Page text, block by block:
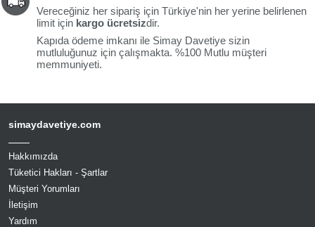
Vereceğiniz her sipariş için Türkiye'nin her yerine belirlenen
limit için kargo ücretsizdir.
Kapıda ödeme imkanı ile Simay Davetiye sizin
mutluluğunuz için çalışmakta. %100 Mutlu müşteri
memmuniyeti.
simaydavetiye.com
Hakkımızda
Tüketici Hakları - Şartlar
Müşteri Yorumları
İletişim
Yardım